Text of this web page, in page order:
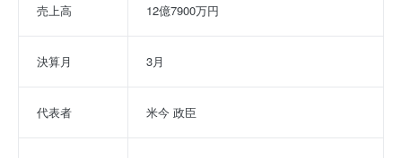
売上高 12億7900万円
決算月 3月
代表者 米今 政臣